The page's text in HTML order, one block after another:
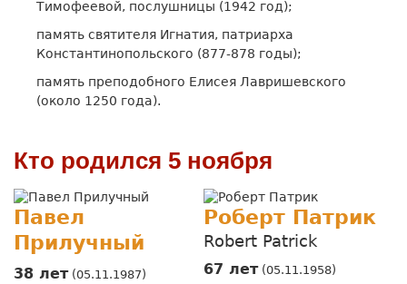
Тимофеевой, послушницы (1942 год);
память святителя Игнатия, патриарха
Константинопольского (877-878 годы);
память преподобного Елисея Лавришевского
(около 1250 года).
Кто родился 5 ноября
Павел
Прилучный
38 лет(05.11.1987)
Роберт Патрик
Robert Patrick
67 лет(05.11.1958)